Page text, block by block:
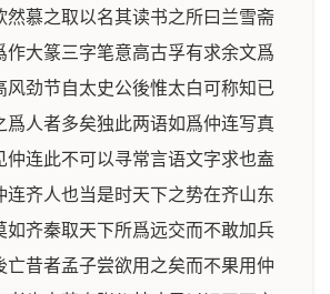
然慕之取以名其读书之所曰兰雪斋
作大篆三字笔意高古孚有求余文爲
风劲节自太史公後惟太白可称知已
爲人者多矣独此两语如爲仲连写真
仲连此不可以寻常言语文字求也盍
连齐人也当是时天下之势在齐山东
如齐秦取天下所爲远交而不敢加兵
亡昔者孟子尝欲用之矣而不果用仲